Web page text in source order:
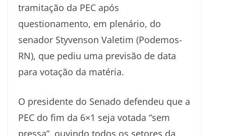
tramitação da PEC após
questionamento, em plenário, do
senador Styvenson Valetim (Podemos-
RN), que pediu uma previsão de data
para votação da matéria.
O presidente do Senado defendeu que a
PEC do fim da 6×1 seja votada “sem